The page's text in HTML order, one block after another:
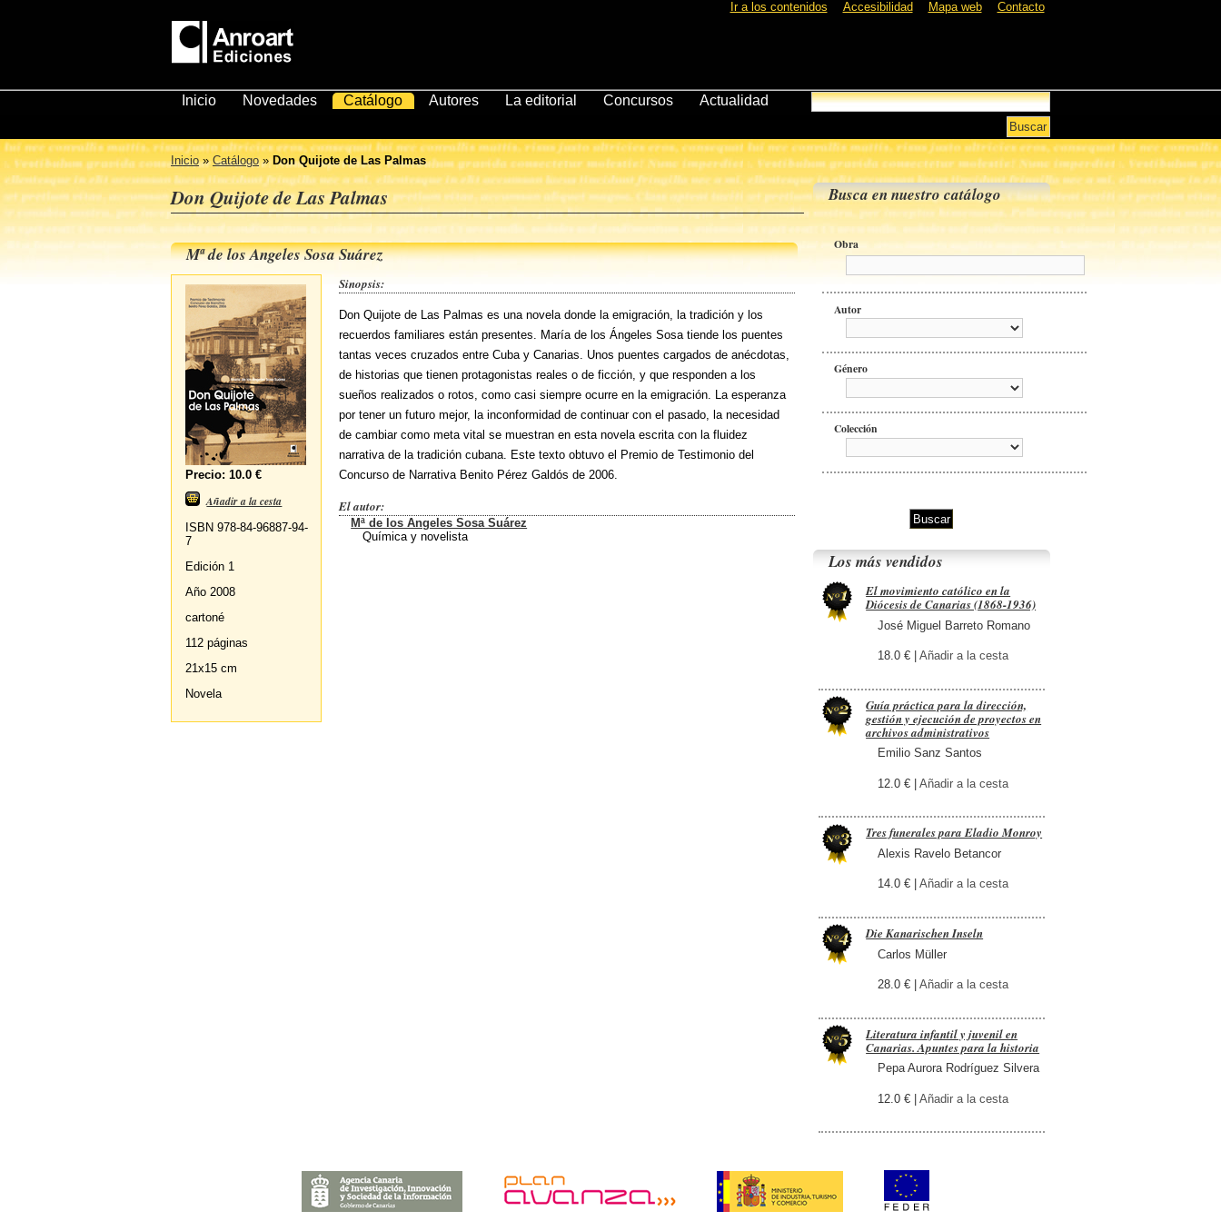
Ir a los contenidos Accesibilidad Mapa web Contacto
Inicio Novedades Catálogo Autores La editorial Concursos Actualidad
Inicio»Catálogo»Don Quijote de Las Palmas
Don Quijote de Las Palmas
Mª de los Angeles Sosa Suárez
Precio: 10.0 €
Añadir a la cesta
ISBN 978-84-96887-94-
7
Edición 1
Año 2008
cartoné
112 páginas
21x15 cm
Novela
Sinopsis:
Don Quijote de Las Palmas es una novela donde la emigración, la tradición y los
recuerdos familiares están presentes. María de los Ángeles Sosa tiende los puentes
tantas veces cruzados entre Cuba y Canarias. Unos puentes cargados de anécdotas,
de historias que tienen protagonistas reales o de ficción, y que responden a los
sueños realizados o rotos, como casi siempre ocurre en la emigración. La esperanza
por tener un futuro mejor, la inconformidad de continuar con el pasado, la necesidad
de cambiar como meta vital se muestran en esta novela escrita con la fluidez
narrativa de la tradición cubana. Este texto obtuvo el Premio de Testimonio del
Concurso de Narrativa Benito Pérez Galdós de 2006.
El autor:
Mª de los Angeles Sosa Suárez
Química y novelista
Busca en nuestro catálogo
Obra
Autor
Género
Colección
Los más vendidos
El movimiento católico en la
Diócesis de Canarias (1868-1936)
José Miguel Barreto Romano
18.0 € |Añadir a la cesta
Guía práctica para la dirección,
gestión y ejecución de proyectos en
archivos administrativos
Emilio Sanz Santos
12.0 € |Añadir a la cesta
Tres funerales para Eladio Monroy
Alexis Ravelo Betancor
14.0 € |Añadir a la cesta
Die Kanarischen Inseln
Carlos Müller
28.0 € |Añadir a la cesta
Literatura infantil y juvenil en
Canarias. Apuntes para la historia
Pepa Aurora Rodríguez Silvera
12.0 € |Añadir a la cesta